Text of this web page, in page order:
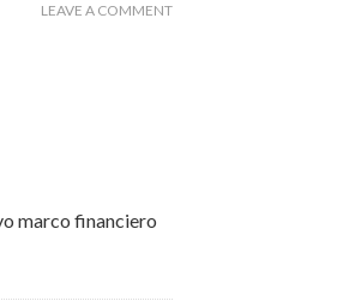
LEAVE A COMMENT
marco financiero